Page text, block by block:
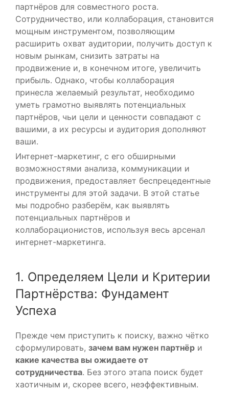
партнёров для совместного роста.
Сотрудничество, или коллаборация, становится
мощным инструментом, позволяющим
расширить охват аудитории, получить доступ к
новым рынкам, снизить затраты на
продвижение и, в конечном итоге, увеличить
прибыль. Однако, чтобы коллаборация
принесла желаемый результат, необходимо
уметь грамотно выявлять потенциальных
партнёров, чьи цели и ценности совпадают с
вашими, а их ресурсы и аудитория дополняют
ваши.
Интернет-маркетинг, с его обширными
возможностями анализа, коммуникации и
продвижения, предоставляет беспрецедентные
инструменты для этой задачи. В этой статье
мы подробно разберём, как выявлять
потенциальных партнёров и
коллаборационистов, используя весь арсенал
интернет-маркетинга.
1. Определяем Цели и Критерии
Партнёрства: Фундамент
Успеха
Прежде чем приступить к поиску, важно чётко
сформулировать, зачем вам нужен партнёр и
какие качества вы ожидаете от
сотрудничества. Без этого этапа поиск будет
хаотичным и, скорее всего, неэффективным.